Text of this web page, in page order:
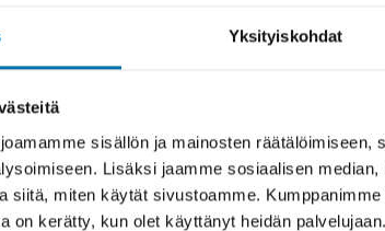
Yksityiskohdat
sisällön ja mainosten räätälöimiseen,
Lisäksi jaamme sosiaalisen
siitä, miten käytät sivustoamme.
on kerätty, kun olet käyttänyt heidän palvelujaan.